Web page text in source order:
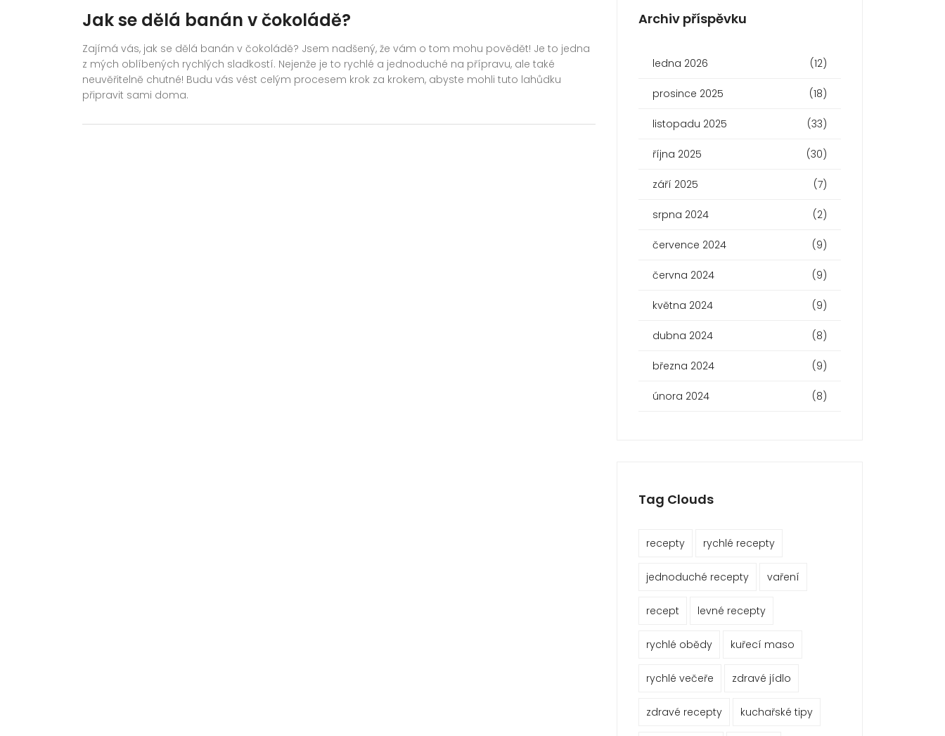
Jak se dělá banán v čokoládě?
Zajímá vás, jak se dělá banán v čokoládě? Jsem nadšený, že vám o tom mohu povědět! Je to jedna
z mých oblíbených rychlých sladkostí. Nejenže je to rychlé a jednoduché na přípravu, ale také
neuvěřitelně chutné! Budu vás vést celým procesem krok za krokem, abyste mohli tuto lahůdku
připravit sami doma.
Archiv příspěvku
ledna 2026 (12)
prosince 2025 (18)
listopadu 2025 (33)
října 2025 (30)
září 2025 (7)
srpna 2024 (2)
července 2024 (9)
června 2024 (9)
května 2024 (9)
dubna 2024 (8)
března 2024 (9)
února 2024 (8)
Tag Clouds
recepty rychlé recepty
jednoduché recepty vaření
recept levné recepty
rychlé obědy kuřecí maso
rychlé večeře zdravé jídlo
zdravé recepty kuchařské tipy